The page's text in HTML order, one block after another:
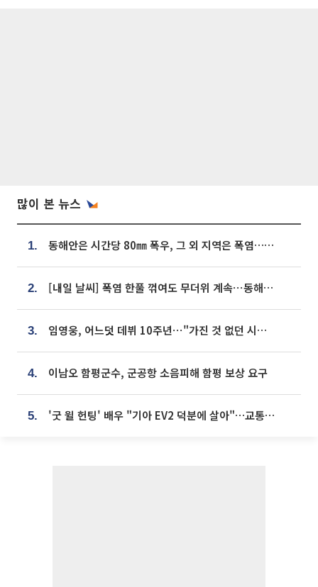
많이 본 뉴스
1. 동해안은 시간당 80㎜ 폭우, 그 외 지역은 폭염…‘극과 극 날씨’
2. [내일 날씨] 폭염 한풀 꺾여도 무더위 계속⋯동해안 이틀 연속 비
3. 임영웅, 어느덧 데뷔 10주년⋯"가진 것 없던 시절, 내 앞엔 20명의 팬뿐"
4. 이남오 함평군수, 군공항 소음피해 함평 보상 요구
5. '굿 윌 헌팅' 배우 "기아 EV2 덕분에 살아"…교통사고 후 안전성 극찬